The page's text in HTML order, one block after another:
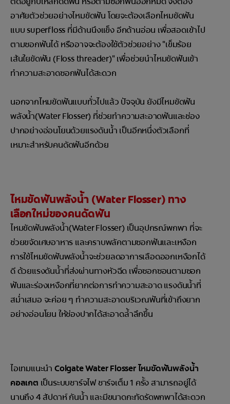
อาศัยตัวช่วยอย่างไหมขัดฟัน โดยจะต้องเลือกไหมขัดฟัน
แบบ superfloss ที่มีด้านนึงแข็ง อีกด้านอ่อน เพื่อสอดเข้าไป
ตามซอกฟันได้ หรืออาจจะต้องใช้ตัวช่วยอย่าง "เข็มร้อย
เส้นใยขัดฟัน (Floss threader)" เพื่อช่วยนำไหมขัดฟันเข้า
ทำความสะอาดซอกฟันได้สะดวก
นอกจากไหมขัดฟันแบบทั่วไปแล้ว ปัจจุบัน ยังมีไหมขัดฟัน
พลังน้ำ(Water Flosser) ที่ช่วยทำความสะอาดฟันและช่อง
ปากอย่างอ่อนโยนด้วยแรงดันน้ำ เป็นอีกหนึ่งตัวเลือกที่
เหมาะสำหรับคนดัดฟันอีกด้วย
ไหมขัดฟันพลังน้ำ (Water Flosser) ทาง
เลือกใหม่ของคนดัดฟัน
ไหมขัดฟันพลังน้ำ(Water Flosser) เป็นอุปกรณ์พกพา ที่จะ
ช่วยขจัดเศษอาหาร และคราบพลัคตามซอกฟันและเหงือก
การใช้ไหมขัดฟันพลังน้ำจะช่วยลดอาการเลือดออกเหงือกได้
ดี ด้วยแรงดันน้ำที่ส่งผ่านทางหัวฉีด เพื่อซอกซอนตามซอก
ฟันและร่องเหงือกที่ยากต่อการทำความสะอาด แรงดันน้ำที่
สม่ำเสมอ จะค่อย ๆ ทำความสะอาดบริเวณฟันที่เข้าถึงยาก
อย่างอ่อนโยน ให้ช่องปากได้สะอาดล้ำลึกขึ้น
ไอเทมแนะนำ Colgate Water Flosser ไหมขัดฟันพลังน้ำ
คอลเกต เป็นระบบชาร์จไฟ ชาร์จเต็ม 1 ครั้ง สามารถอยู่ได้
นานถึง 4 สัปดาห์ กันน้ำ และมีขนาดกะทัดรัดพกพาได้สะดวก